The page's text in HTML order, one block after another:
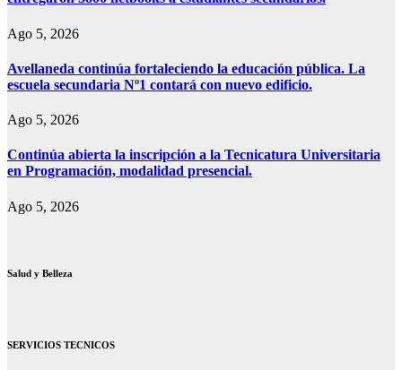
Ago 5, 2026
Avellaneda continúa fortaleciendo la educación pública. La
escuela secundaria Nº1 contará con nuevo edificio.
Ago 5, 2026
Continúa abierta la inscripción a la Tecnicatura Universitaria
en Programación, modalidad presencial.
Ago 5, 2026
Salud y Belleza
SERVICIOS TECNICOS